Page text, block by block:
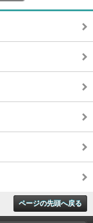
ページの先頭へ戻る